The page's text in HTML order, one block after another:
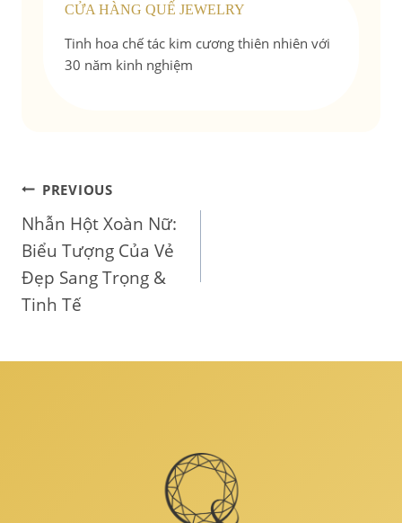
CỬA HÀNG QUẾ JEWELRY
Tinh hoa chế tác kim cương thiên nhiên với
30 năm kinh nghiệm
Điều
hướng
bài
PREVIOUS
Nhẫn Hột Xoàn Nữ:
Biểu Tượng Của Vẻ
Đẹp Sang Trọng &
Tinh Tế